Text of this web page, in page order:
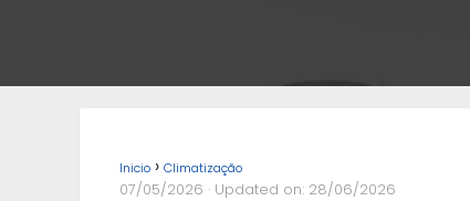
Inicio Climatização
07/05/2026 · Updated on: 28/06/2026